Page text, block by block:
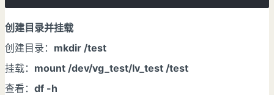
创建目录并挂载
创建目录： mkdir /test
挂载： mount /dev/vg_test/lv_test /test
查看： df -h